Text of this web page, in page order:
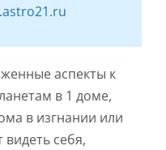
аспекты к
в 1 доме,
в изгнании или
себя,